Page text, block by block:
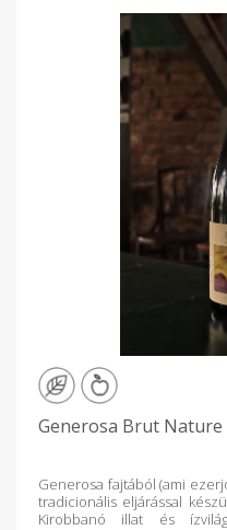
Generosa Brut Nature
Generosa fajtából (ami
tradicionális eljárással
Kirobbanó illat és